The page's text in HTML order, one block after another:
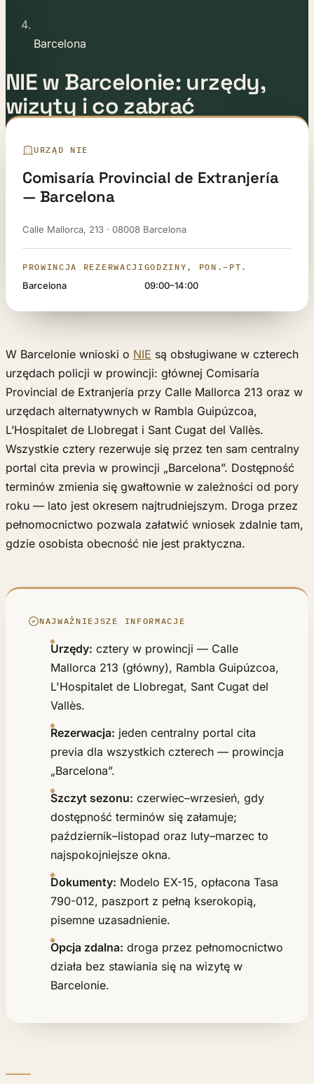
Barcelona
NIE w Barcelonie: urzędy,
wizyty i co zabrać
Residence
URZĄD NIE
Comisaría Provincial de Extranjería
— Barcelona
Calle Mallorca, 213 · 08008 Barcelona
PROWINCJA REZERWACJI
Barcelona
GODZINY, PON.–PT.
09:00–14:00
W Barcelonie wnioski o NIE są obsługiwane w czterech
urzędach policji w prowincji: głównej Comisaría
Provincial de Extranjería przy Calle Mallorca 213 oraz w
urzędach alternatywnych w Rambla Guipúzcoa,
L’Hospitalet de Llobregat i Sant Cugat del Vallès.
Wszystkie cztery rezerwuje się przez ten sam centralny
portal cita previa w prowincji „Barcelona”. Dostępność
terminów zmienia się gwałtownie w zależności od pory
roku — lato jest okresem najtrudniejszym. Droga przez
pełnomocnictwo pozwala załatwić wniosek zdalnie tam,
gdzie osobista obecność nie jest praktyczna.
NAJWAŻNIEJSZE INFORMACJE
Urzędy: cztery w prowincji — Calle
Mallorca 213 (główny), Rambla Guipúzcoa,
L'Hospitalet de Llobregat, Sant Cugat del
Vallès.
Rezerwacja: jeden centralny portal cita
previa dla wszystkich czterech — prowincja
„Barcelona”.
Szczyt sezonu: czerwiec–wrzesień, gdy
dostępność terminów się załamuje;
październik–listopad oraz luty–marzec to
najspokojniejsze okna.
Dokumenty: Modelo EX-15, opłacona Tasa
790-012, paszport z pełną kserokopią,
pisemne uzasadnienie.
Opcja zdalna: droga przez pełnomocnictwo
działa bez stawiania się na wizytę w
Barcelonie.